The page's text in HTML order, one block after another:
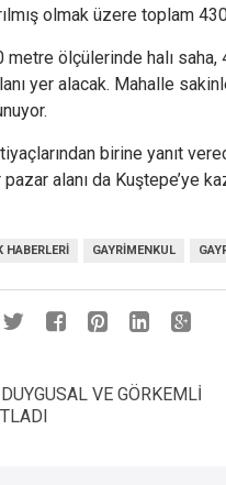
olmak üzere toplam
metre ölçülerinde halı
yer alacak. Mahalle
birine yanıt
alanı da Kuştepe’ye
HABERLERI GAYRIMENKUL
VE GÖRKEMLİ